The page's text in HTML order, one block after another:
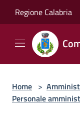
Regione Calabria
Home >
Personale